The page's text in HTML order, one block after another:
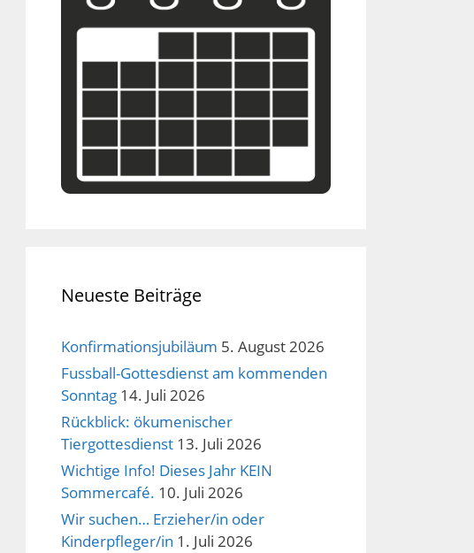
Neueste Beiträge
Konfirmationsjubiläum 5. August 2026
Fussball-Gottesdienst am kommenden
Sonntag 14. Juli 2026
Rückblick: ökumenischer
Tiergottesdienst 13. Juli 2026
Wichtige Info! Dieses Jahr KEIN
Sommercafé. 10. Juli 2026
Wir suchen… Erzieher/in oder
Kinderpfleger/in 1. Juli 2026